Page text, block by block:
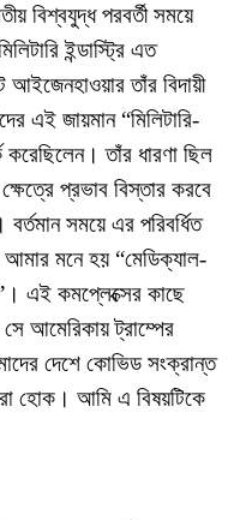
বিশ্বযুদ্ধ পরবর্তী সময়ে
ইন্ডাস্ট্রি এত
আইজেনহাওয়ার তাঁর বিদায়ী
এই জায়মান “মিলিটারি-
করেছিলেন। তাঁর ধারণা ছিল
ক্ষেত্রে প্রভাব বিস্তার করবে
সময়ে এর পরিবর্ধিত
আমার মনে হয় “মেডিক্যাল-
এই কমপ্লেক্সের কাছে
আমেরিকায় ট্রাম্পের
দেশে কোভিড সংক্রান্ত
হোক। আমি এ বিষয়টিকে